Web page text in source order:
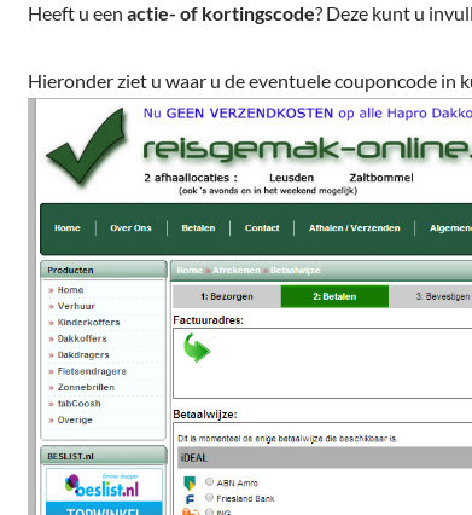
Heeft u een actie- of kortingscode? Deze kunt u
Hieronder ziet u waar u de eventuele couponcode in